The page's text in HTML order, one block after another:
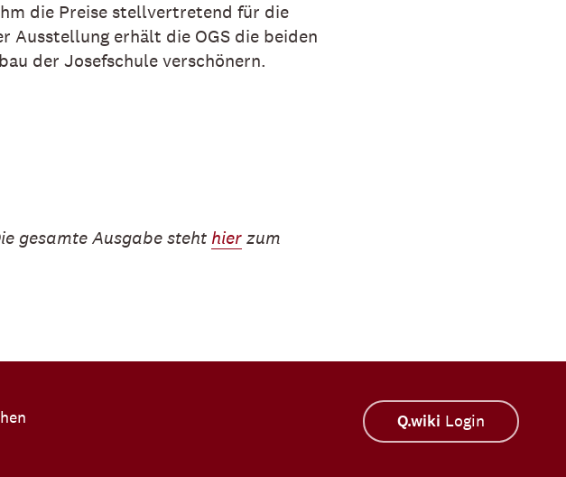
die Preise stellvertretend für die
Ausstellung erhält die OGS die beiden
der Josefschule verschönern.
gesamte Ausgabe steht hier zum
Q.wiki Login